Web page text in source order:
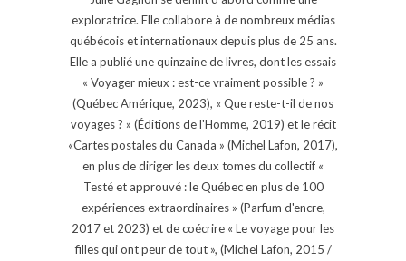
exploratrice. Elle collabore à de nombreux médias
québécois et internationaux depuis plus de 25 ans.
Elle a publié une quinzaine de livres, dont les essais
« Voyager mieux : est-ce vraiment possible ? »
(Québec Amérique, 2023), « Que reste-t-il de nos
voyages ? » (Éditions de l'Homme, 2019) et le récit
«Cartes postales du Canada » (Michel Lafon, 2017),
en plus de diriger les deux tomes du collectif «
Testé et approuvé : le Québec en plus de 100
expériences extraordinaires » (Parfum d'encre,
2017 et 2023) et de coécrire « Le voyage pour les
filles qui ont peur de tout », (Michel Lafon, 2015 /